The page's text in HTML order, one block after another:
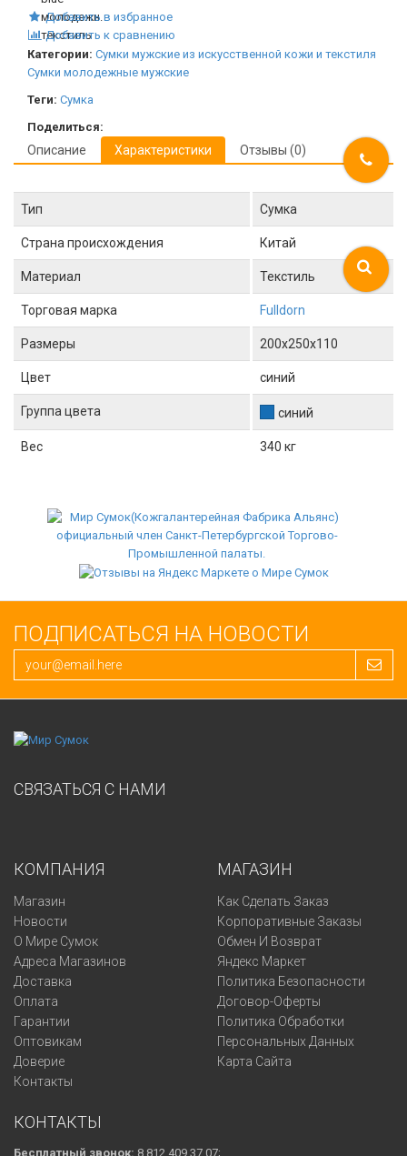
Добавить в избранное
Добавить к сравнению
Категории: Сумки мужские из искусственной кожи и текстиля
Сумки молодежные мужские
Теги: Сумка
Поделиться:
Описание Характеристики Отзывы (0)
Тип Сумка
Страна происхождения Китай
Материал Текстиль
Торговая марка Fulldorn
Размеры 200x250x110
Цвет синий
Группа цвета синий
Вес 340 кг
ПОДПИСАТЬСЯ НА НОВОСТИ
СВЯЗАТЬСЯ С НАМИ
КОМПАНИЯ
Магазин
Новости
О Мире Сумок
Адреса Магазинов
Доставка
Оплата
Гарантии
Оптовикам
Доверие
Контакты
МАГАЗИН
Как Сделать Заказ
Корпоративные Заказы
Обмен И Возврат
Яндекс Маркет
Политика Безопасности
Договор-Оферты
Политика Обработки
Персональных Данных
Карта Сайта
КОНТАКТЫ
Бесплатный звонок: 8 812 409 37 07;